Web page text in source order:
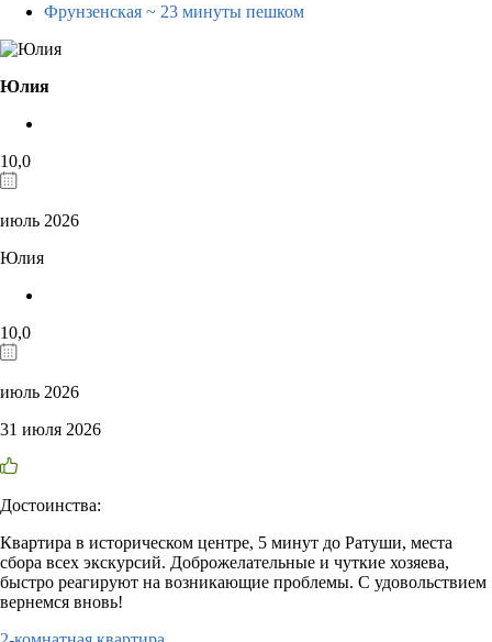
Фрунзенская ~ 23 минуты пешком
Юлия
10,0
июль 2026
Юлия
10,0
июль 2026
31 июля 2026
Достоинства:
Квартира в историческом центре, 5 минут до Ратуши, места
сбора всех экскурсий. Доброжелательные и чуткие хозяева,
быстро реагируют на возникающие проблемы. С удовольствием
вернемся вновь!